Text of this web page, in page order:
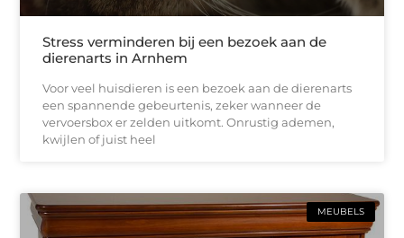
Stress verminderen bij een bezoek aan de
dierenarts in Arnhem
Voor veel huisdieren is een bezoek aan de dierenarts
een spannende gebeurtenis, zeker wanneer de
vervoersbox er zelden uitkomt. Onrustig ademen,
kwijlen of juist heel
MEUBELS